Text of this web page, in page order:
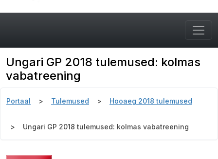
Ungari GP 2018 tulemused: kolmas
vabatreening
Portaal Tulemused Hooaeg 2018 tulemused
Ungari GP 2018 tulemused: kolmas vabatreening